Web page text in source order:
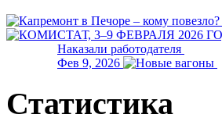
Наказали работодателя
Фев 9, 2026
Статистика